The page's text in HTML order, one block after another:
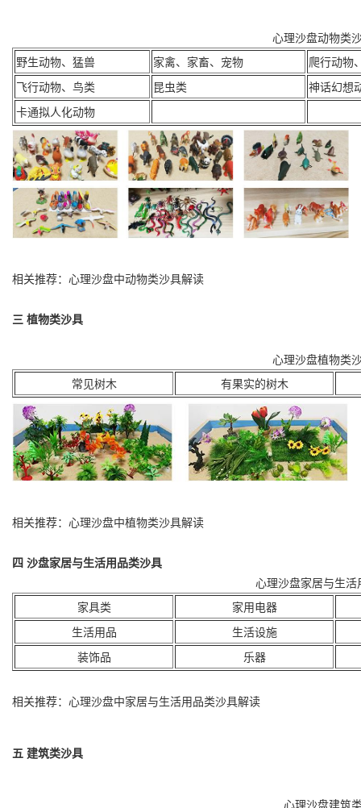
心理沙盘动物类
野生动物、猛兽
家禽、家畜、宠物
爬行动物
飞行动物、鸟类
昆虫类
神话幻想
卡通拟人化动物
相关推荐：心理沙盘中动物类沙具解读
三 植物类沙具
心理沙盘植物类
常见树木
有果实的树木
相关推荐：心理沙盘中植物类沙具解读
四 沙盘家居与生活用品类沙具
心理沙盘家居与生活
家具类
家用电器
生活用品
生活设施
装饰品
乐器
相关推荐：心理沙盘中家居与生活用品类沙具解读
五 建筑类沙具
心理沙盘建筑